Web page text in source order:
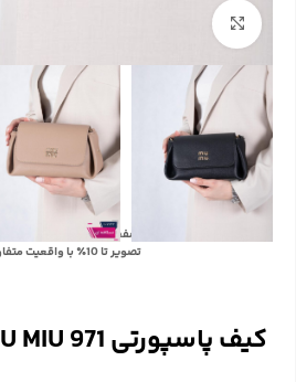
بزرگنمایی تصویر
با توجه به تفاوت رنگ‌ها در صفحه نمایش
تصویر تا 10٪ با واقعیت متفاوت باشد.
کیف پاسپورتی MIU MIU 971